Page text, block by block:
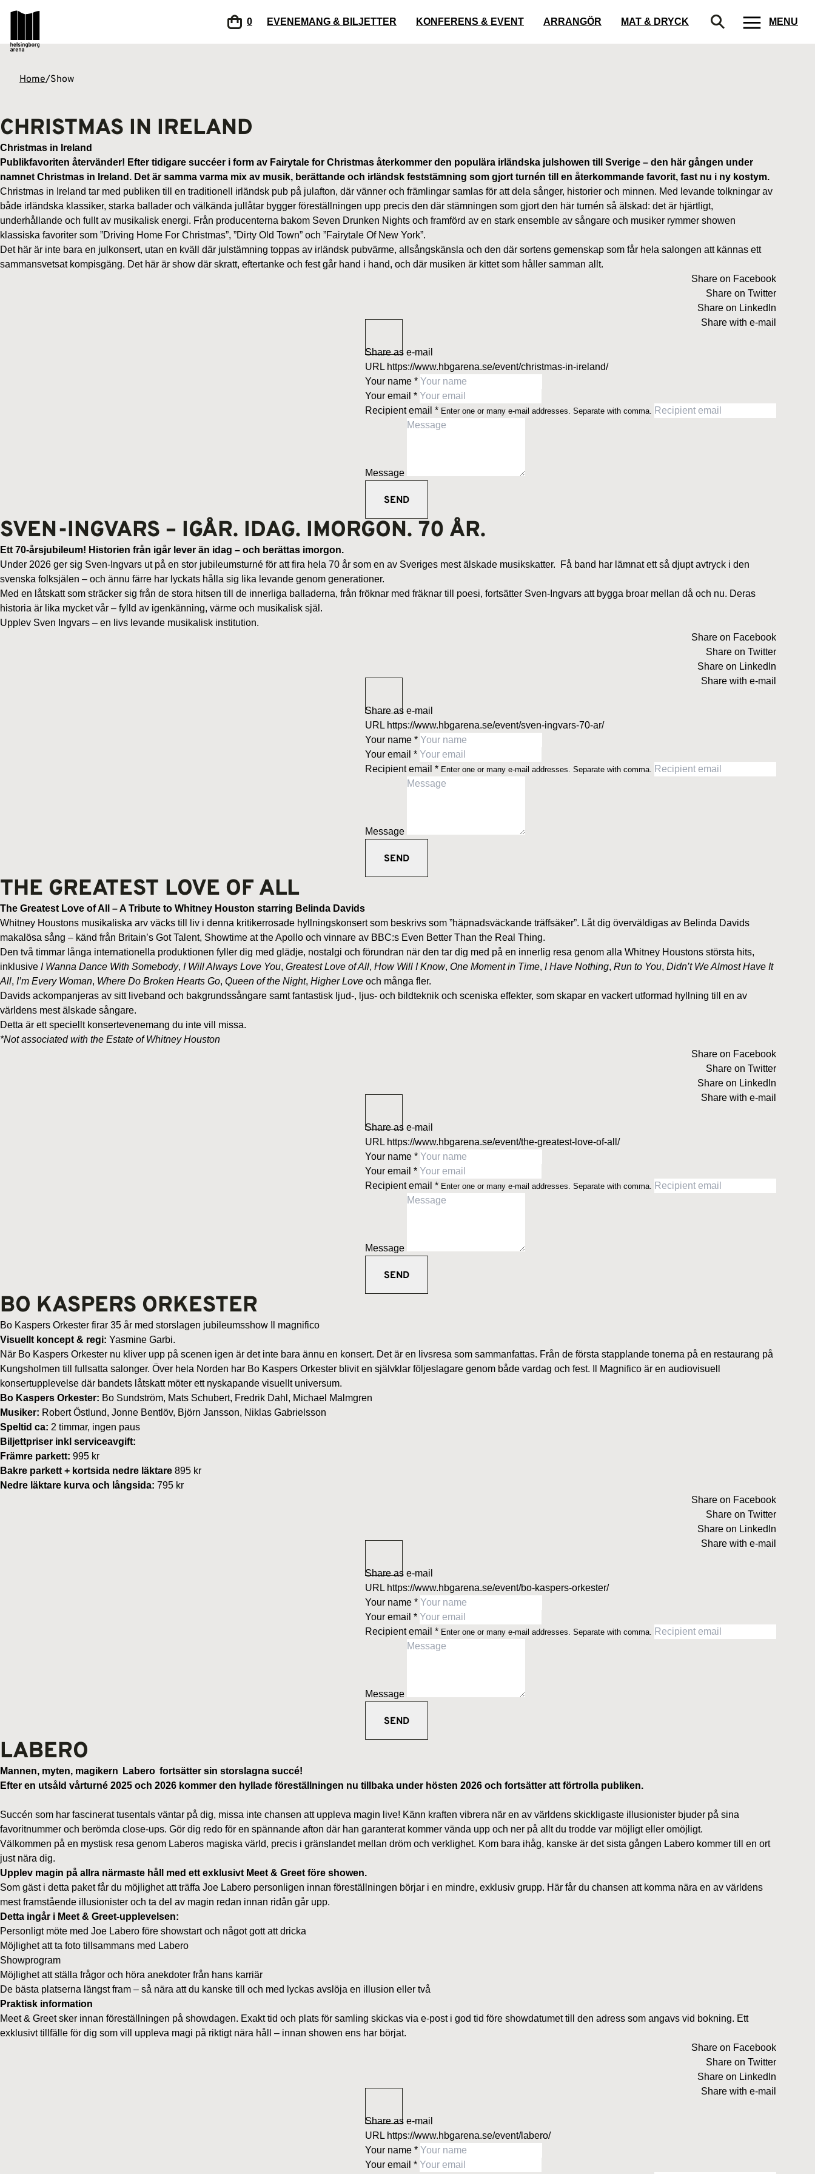
0 EVENEMANG & BILJETTER KONFERENS & EVENT ARRANGÖR MAT & DRYCK MENU
Home/Show
CHRISTMAS IN IRELAND
Christmas in Ireland
Publikfavoriten återvänder! Efter tidigare succéer i form av Fairytale for Christmas återkommer den populära irländska julshowen till Sverige – den här gången under
namnet Christmas in Ireland. Det är samma varma mix av musik, berättande och irländsk feststämning som gjort turnén till en återkommande favorit, fast nu i ny kostym.
Christmas in Ireland tar med publiken till en traditionell irländsk pub på julafton, där vänner och främlingar samlas för att dela sånger, historier och minnen. Med levande tolkningar av
både irländska klassiker, starka ballader och välkända jullåtar bygger föreställningen upp precis den där stämningen som gjort den här turnén så älskad: det är hjärtligt,
underhållande och fullt av musikalisk energi. Från producenterna bakom Seven Drunken Nights och framförd av en stark ensemble av sångare och musiker rymmer showen
klassiska favoriter som ”Driving Home For Christmas”, ”Dirty Old Town” och ”Fairytale Of New York”.
Det här är inte bara en julkonsert, utan en kväll där julstämning toppas av irländsk pubvärme, allsångskänsla och den där sortens gemenskap som får hela salongen att kännas ett
sammansvetsat kompisgäng. Det här är show där skratt, eftertanke och fest går hand i hand, och där musiken är kittet som håller samman allt.
Share on Facebook
Share on Twitter
Share on LinkedIn
Share with e-mail
Share as e-mail
URL https://www.hbgarena.se/event/christmas-in-ireland/
Your name *
Your email *
Recipient email * Enter one or many e-mail addresses. Separate with comma.
Message
SVEN-INGVARS – IGÅR. IDAG. IMORGON. 70 ÅR.
Ett 70-årsjubileum! Historien från igår lever än idag – och berättas imorgon.
Under 2026 ger sig Sven-Ingvars ut på en stor jubileumsturné för att fira hela 70 år som en av Sveriges mest älskade musikskatter.
Få band har lämnat ett så djupt avtryck i den
svenska folksjälen – och ännu färre har lyckats hålla sig lika levande genom generationer.
Med en låtskatt som sträcker sig från de stora hitsen till de innerliga balladerna, från fröknar med fräknar till poesi, fortsätter Sven-Ingvars att bygga broar mellan då och nu. Deras
historia är lika mycket vår – fylld av igenkänning, värme och musikalisk själ.
Upplev Sven Ingvars – en livs levande musikalisk institution.
Share on Facebook
Share on Twitter
Share on LinkedIn
Share with e-mail
Share as e-mail
URL https://www.hbgarena.se/event/sven-ingvars-70-ar/
Your name *
Your email *
Recipient email * Enter one or many e-mail addresses. Separate with comma.
Message
THE GREATEST LOVE OF ALL
The Greatest Love of All – A Tribute to Whitney Houston starring Belinda Davids
Whitney Houstons musikaliska arv väcks till liv i denna kritikerrosade hyllningskonsert som beskrivs som ”häpnadsväckande träffsäker”. Låt dig överväldigas av Belinda Davids
makalösa sång – känd från Britain’s Got Talent, Showtime at the Apollo och vinnare av BBC:s Even Better Than the Real Thing.
Den två timmar långa internationella produktionen fyller dig med glädje, nostalgi och förundran när den tar dig med på en innerlig resa genom alla Whitney Houstons största hits,
inklusive I Wanna Dance With Somebody, I Will Always Love You, Greatest Love of All, How Will I Know, One Moment in Time, I Have Nothing, Run to You, Didn’t We Almost Have It
All, I’m Every Woman, Where Do Broken Hearts Go, Queen of the Night, Higher Love och många fler.
Davids ackompanjeras av sitt liveband och bakgrundssångare samt fantastisk ljud-, ljus- och bildteknik och sceniska effekter, som skapar en vackert utformad hyllning till en av
världens mest älskade sångare.
Detta är ett speciellt konsertevenemang du inte vill missa.
*Not associated with the Estate of Whitney Houston
Share on Facebook
Share on Twitter
Share on LinkedIn
Share with e-mail
Share as e-mail
URL https://www.hbgarena.se/event/the-greatest-love-of-all/
Your name *
Your email *
Recipient email * Enter one or many e-mail addresses. Separate with comma.
Message
BO KASPERS ORKESTER
Bo Kaspers Orkester firar 35 år med storslagen jubileumsshow Il magnifico
Visuellt koncept & regi: Yasmine Garbi.
När Bo Kaspers Orkester nu kliver upp på scenen igen är det inte bara ännu en konsert. Det är en livsresa som sammanfattas. Från de första stapplande tonerna på en restaurang på
Kungsholmen till fullsatta salonger. Över hela Norden har Bo Kaspers Orkester blivit en självklar följeslagare genom både vardag och fest. Il Magnifico är en audiovisuell
konsertupplevelse där bandets låtskatt möter ett nyskapande visuellt universum.
Bo Kaspers Orkester: Bo Sundström, Mats Schubert, Fredrik Dahl, Michael Malmgren
Musiker: Robert Östlund, Jonne Bentlöv, Björn Jansson, Niklas Gabrielsson
Speltid ca: 2 timmar, ingen paus
Biljettpriser inkl serviceavgift:
Främre parkett: 995 kr
Bakre parkett + kortsida nedre läktare 895 kr
Nedre läktare kurva och långsida: 795 kr
Share on Facebook
Share on Twitter
Share on LinkedIn
Share with e-mail
Share as e-mail
URL https://www.hbgarena.se/event/bo-kaspers-orkester/
Your name *
Your email *
Recipient email * Enter one or many e-mail addresses. Separate with comma.
Message
LABERO
Mannen, myten, magikern Labero fortsätter sin storslagna succé!
Efter en utsåld vårturné 2025 och 2026 kommer den hyllade föreställningen nu tillbaka under hösten 2026 och fortsätter att förtrolla publiken.
Succén som har fascinerat tusentals väntar på dig, missa inte chansen att uppleva magin live! Känn kraften vibrera när en av världens skickligaste illusionister bjuder på sina
favoritnummer och berömda close-ups. Gör dig redo för en spännande afton där han garanterat kommer vända upp och ner på allt du trodde var möjligt eller omöjligt.
Välkommen på en mystisk resa genom Laberos magiska värld, precis i gränslandet mellan dröm och verklighet. Kom bara ihåg, kanske är det sista gången Labero kommer till en ort
just nära dig.
Upplev magin på allra närmaste håll med ett exklusivt Meet & Greet före showen.
Som gäst i detta paket får du möjlighet att träffa Joe Labero personligen innan föreställningen börjar i en mindre, exklusiv grupp. Här får du chansen att komma nära en av världens
mest framstående illusionister och ta del av magin redan innan ridån går upp.
Detta ingår i Meet & Greet-upplevelsen:
Personligt möte med Joe Labero före showstart och något gott att dricka
Möjlighet att ta foto tillsammans med Labero
Showprogram
Möjlighet att ställa frågor och höra anekdoter från hans karriär
De bästa platserna längst fram – så nära att du kanske till och med lyckas avslöja en illusion eller två
Praktisk information
Meet & Greet sker innan föreställningen på showdagen. Exakt tid och plats för samling skickas via e-post i god tid före showdatumet till den adress som angavs vid bokning. Ett
exklusivt tillfälle för dig som vill uppleva magi på riktigt nära håll – innan showen ens har börjat.
Share on Facebook
Share on Twitter
Share on LinkedIn
Share with e-mail
Share as e-mail
URL https://www.hbgarena.se/event/labero/
Your name *
Your email *